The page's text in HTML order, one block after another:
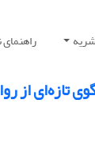
تازه‌ای از